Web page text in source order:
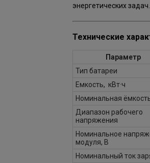
энергетических задач.
Технические
Параметр
Тип батареи
Емкость, кВт·ч
Номинальная
Диапазон рабочего
напряжения
Номинальное
модуля, В
Номинальный ток